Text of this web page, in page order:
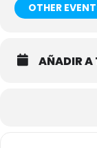
OTHER
AÑADIR A